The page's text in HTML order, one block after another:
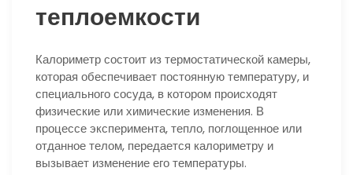
теплоемкости
Калориметр состоит из термостатической камеры,
которая обеспечивает постоянную температуру, и
специального сосуда, в котором происходят
физические или химические изменения. В
процессе эксперимента, тепло, поглощенное или
отданное телом, передается калориметру и
вызывает изменение его температуры.